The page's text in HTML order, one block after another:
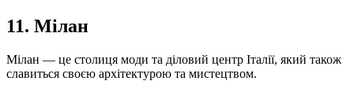
11. Мілан
Мілан — це столиця моди та діловий центр Італії, який також
славиться своєю архітектурою та мистецтвом.